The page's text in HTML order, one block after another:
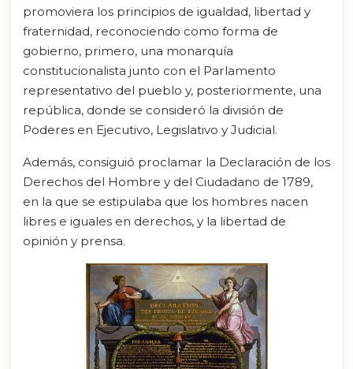
promoviera los principios de igualdad, libertad y
fraternidad, reconociendo como forma de
gobierno, primero, una monarquía
constitucionalista junto con el Parlamento
representativo del pueblo y, posteriormente, una
república, donde se consideró la división de
Poderes en Ejecutivo, Legislativo y Judicial.
Además, consiguió proclamar la Declaración de los
Derechos del Hombre y del Ciudadano de 1789,
en la que se estipulaba que los hombres nacen
libres e iguales en derechos, y la libertad de
opinión y prensa.